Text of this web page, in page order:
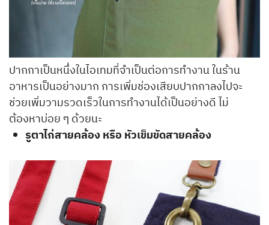
ปากกาเป็นหนึ่งในไอเทมที่จำเป็นต่อการทำงาน ในร้าน
อาหารเป็นอย่างมาก การเพิ่มช่องเสียบปากกาลงไปจะ
ช่วยเพิ่มวามรวดเร็วในการทำงานได้เป็นอย่างดี ไม่
ต้องหาบ่อย ๆ ด้วยนะ
รูตาไก่สายคล้อง หรือ หัวเข็มขัดสายคล้อง